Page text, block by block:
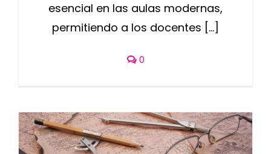
esencial en las aulas modernas,
permitiendo a los docentes [...]
0